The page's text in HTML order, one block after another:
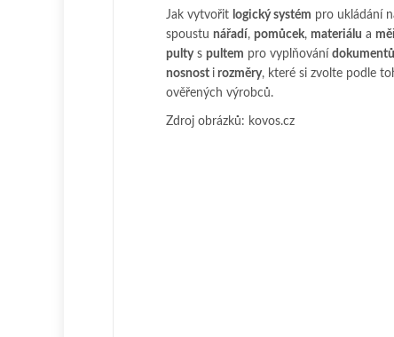
Jak vytvořit logický systém pro ukládání
spoustu nářadí, pomůcek, materiálu a
pultys pultem pro vyplňování dokumentů
nosnost i rozměry, které si zvolte podle
ověřených výrobců.
Zdroj obrázků: kovos.cz